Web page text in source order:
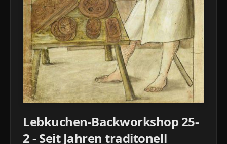
Lebkuchen-Backworkshop 25-
2 - Seit Jahren traditonell